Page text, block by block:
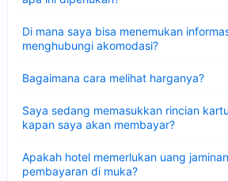
Di mana saya bisa menemukan
menghubungi akomodasi?
Bagaimana cara melihat harganya?
Saya sedang memasukkan rincian
kapan saya akan membayar?
Apakah hotel memerlukan uang
pembayaran di muka?